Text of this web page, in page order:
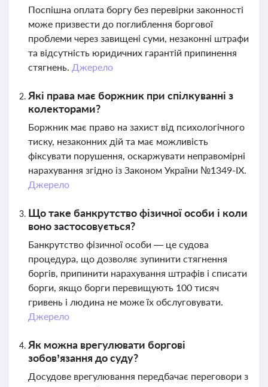
Поспішна оплата боргу без перевірки законності
може призвести до поглиблення боргової
проблеми через завищені суми, незаконні штрафи
та відсутність юридичних гарантій припинення
стягнень. Джерело
Які права має боржник при спілкуванні з
колекторами?
Боржник має право на захист від психологічного
тиску, незаконних дій та має можливість
фіксувати порушення, оскаржувати неправомірні
нарахування згідно із Законом України №1349-IX.
Джерело
Що таке банкрутство фізичної особи і коли
воно застосовується?
Банкрутство фізичної особи — це судова
процедура, що дозволяє зупинити стягнення
боргів, припинити нарахування штрафів і списати
борги, якщо борги перевищують 100 тисяч
гривень і людина не може їх обслуговувати.
Джерело
Як можна врегулювати боргові
зобов’язання до суду?
Досудове врегулювання передбачає переговори з